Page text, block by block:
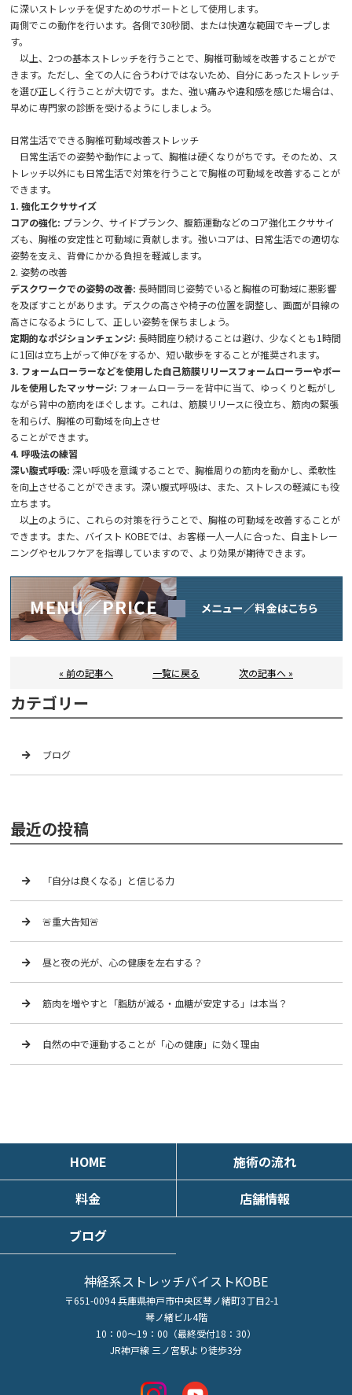
に深いストレッチを促すためのサポートとして使用します。
両側でこの動作を行います。各側で30秒間、または快適な範囲でキープしま
す。
以上、2つの基本ストレッチを行うことで、胸椎可動域を改善することがで
きます。ただし、全ての人に合うわけではないため、自分にあったストレッチ
を選び正しく行うことが大切です。また、強い痛みや違和感を感じた場合は、
早めに専門家の診断を受けるようにしましょう。
日常生活でできる胸椎可動域改善ストレッチ
日常生活での姿勢や動作によって、胸椎は硬くなりがちです。そのため、ス
トレッチ以外にも日常生活で対策を行うことで胸椎の可動域を改善することが
できます。
1. 強化エクササイズ
コアの強化: プランク、サイドプランク、腹筋運動などのコア強化エクササイ
ズも、胸椎の安定性と可動域に貢献します。強いコアは、日常生活での適切な
姿勢を支え、背骨にかかる負担を軽減します。
2. 姿勢の改善
デスクワークでの姿勢の改善: 長時間同じ姿勢でいると胸椎の可動域に悪影響
を及ぼすことがあります。デスクの高さや椅子の位置を調整し、画面が目線の
高さになるようにして、正しい姿勢を保ちましょう。
定期的なポジションチェンジ: 長時間座り続けることは避け、少なくとも1時間
に1回は立ち上がって伸びをするか、短い散歩をすることが推奨されます。
3. フォームローラーなどを使用した自己筋膜リリースフォームローラーやボー
ルを使用したマッサージ: フォームローラーを背中に当て、ゆっくりと転がし
ながら背中の筋肉をほぐします。これは、筋膜リリースに役立ち、筋肉の緊張
を和らげ、胸椎の可動域を向上させ
ることができます。
4. 呼吸法の練習
深い腹式呼吸: 深い呼吸を意識することで、胸椎周りの筋肉を動かし、柔軟性
を向上させることができます。深い腹式呼吸は、また、ストレスの軽減にも役
立ちます。
以上のように、これらの対策を行うことで、胸椎の可動域を改善することが
できます。また、バイスト KOBEでは、お客様一人一人に合った、自主トレー
ニングやセルフケアを指導していますので、より効果が期待できます。
« 前の記事へ 一覧に戻る 次の記事へ »
カテゴリー
ブログ
最近の投稿
「自分は良くなる」と信じる力
🚨重大告知🚨
昼と夜の光が、心の健康を左右する？
筋肉を増やすと「脂肪が減る・血糖が安定する」は本当？
自然の中で運動することが「心の健康」に効く理由
HOME
施術の流れ
料金
店舗情報
ブログ
神経系ストレッチバイストKOBE
〒651-0094 兵庫県神戸市中央区琴ノ緒町3丁目2-1
琴ノ緒ビル4階
10：00～19：00（最終受付18：30）
JR神戸線 三ノ宮駅より徒歩3分